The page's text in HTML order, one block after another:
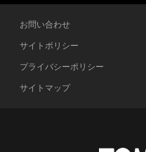
お問い合わせ
サイトポリシー
プライバシーポリシー
サイトマップ